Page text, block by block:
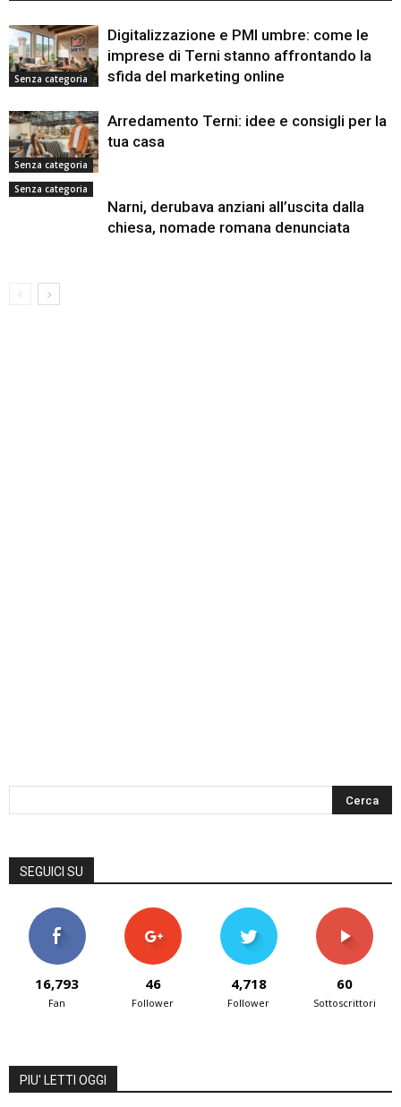
Senza categoria
Digitalizzazione e PMI umbre: come le
imprese di Terni stanno affrontando la
sfida del marketing online
Senza categoria
Arredamento Terni: idee e consigli per la
tua casa
Senza categoria
Narni, derubava anziani all’uscita dalla
chiesa, nomade romana denunciata
SEGUICI SU
16,793
Fan
46
Follower
4,718
Follower
60
Sottoscrittori
PIU' LETTI OGGI